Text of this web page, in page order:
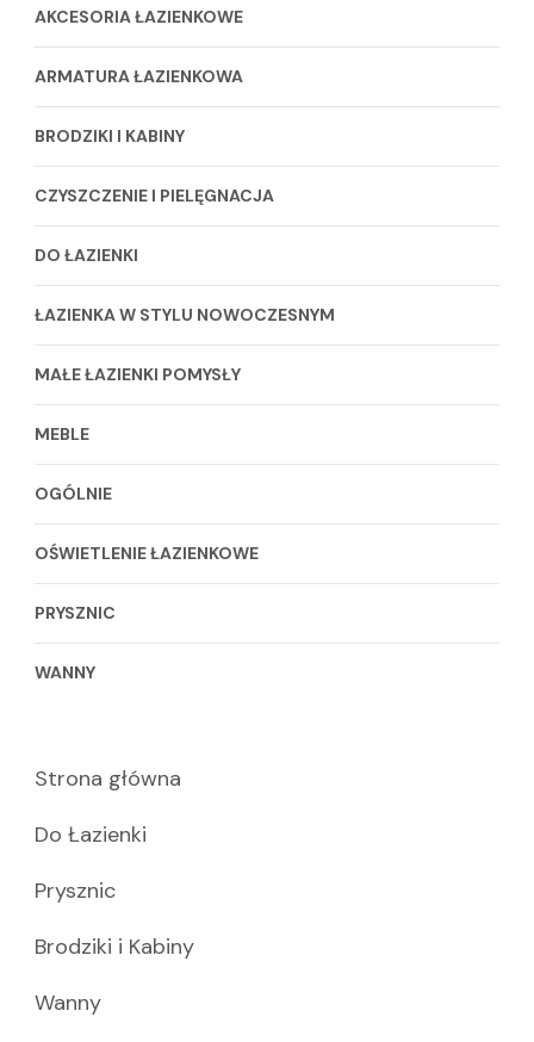
AKCESORIA ŁAZIENKOWE
ARMATURA ŁAZIENKOWA
BRODZIKI I KABINY
CZYSZCZENIE I PIELĘGNACJA
DO ŁAZIENKI
ŁAZIENKA W STYLU NOWOCZESNYM
MAŁE ŁAZIENKI POMYSŁY
MEBLE
OGÓLNIE
OŚWIETLENIE ŁAZIENKOWE
PRYSZNIC
WANNY
Strona główna
Do Łazienki
Prysznic
Brodziki i Kabiny
Wanny